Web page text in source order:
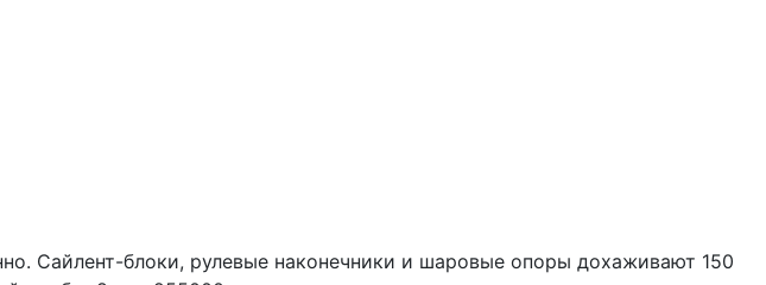
Сайлент-блоки, рулевые наконечники и шаровые опоры дохаживают 150